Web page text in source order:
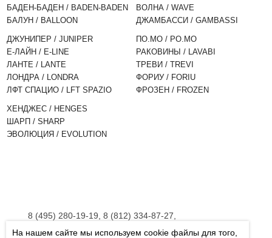
БАДЕН-БАДЕН / BADEN-BADEN
БАЛУН / BALLOON
ВОЛНА / WAVE
ДЖАМБАССИ / GAMBASSI
ДЖУНИПЕР / JUNIPER
Е-ЛАЙН / E-LINE
ЛАНТЕ / LANTE
ЛОНДРА / LONDRA
ЛФТ СПАЦИО / LFT SPAZIO
ПО.МО / PO.MO
РАКОВИНЫ / LAVABI
ТРЕВИ / TREVI
ФОРИУ / FORIU
ФРОЗЕН / FROZEN
ХЕНДЖЕС / HENGES
ШАРП / SHARP
ЭВОЛЮЦИЯ / EVOLUTION
8 (495) 280-19-19, 8 (812) 334-87-27,
8 (800) 555-45-06
На нашем сайте мы используем cookie файлы для того,